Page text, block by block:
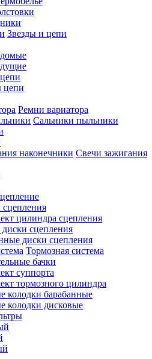
Звезды и цепи
цепи
Ремни вариатора
Сальники пыльники
Свечи зажигания
цилиндра сцепления
сцепления
диски сцепления
Тормозная система
бачки
суппорта
тормозного цилиндра
колодки барабанные
колодки дисковые